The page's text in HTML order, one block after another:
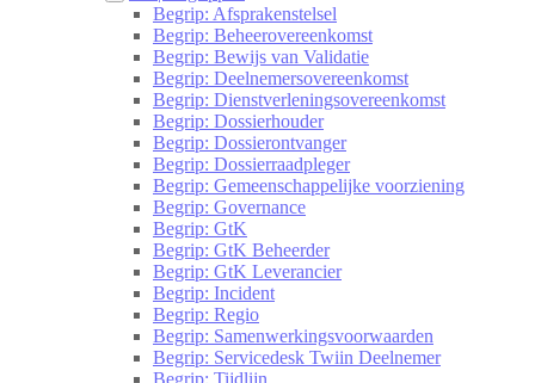
Begrip: Afsprakenstelsel
Begrip: Beheerovereenkomst
Begrip: Bewijs van Validatie
Begrip: Deelnemersovereenkomst
Begrip: Dienstverleningsovereenkomst
Begrip: Dossierhouder
Begrip: Dossierontvanger
Begrip: Dossierraadpleger
Begrip: Gemeenschappelijke voorziening
Begrip: Governance
Begrip: GtK
Begrip: GtK Beheerder
Begrip: GtK Leverancier
Begrip: Incident
Begrip: Regio
Begrip: Samenwerkingsvoorwaarden
Begrip: Servicedesk Twiin Deelnemer
Begrip: Tijdlijn